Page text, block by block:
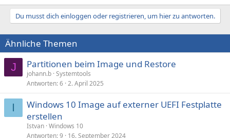
Du musst dich einloggen oder registrieren, um hier zu antworten.
Ähnliche Themen
J Partitionen beim Image und Restore
johann.b Systemtools
Antworten 6 2. April 2025
I
Windows 10 Image auf externer UEFI Festplatte
erstellen
Istvan Windows 10
Antworten 9 16. September 2024